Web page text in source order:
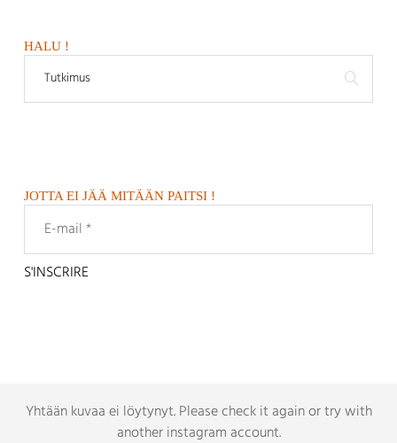
HALU !
JOTTA EI JÄÄ MITÄÄN PAITSI !
Yhtään kuvaa ei löytynyt.Please check it again or try with
another instagram account.